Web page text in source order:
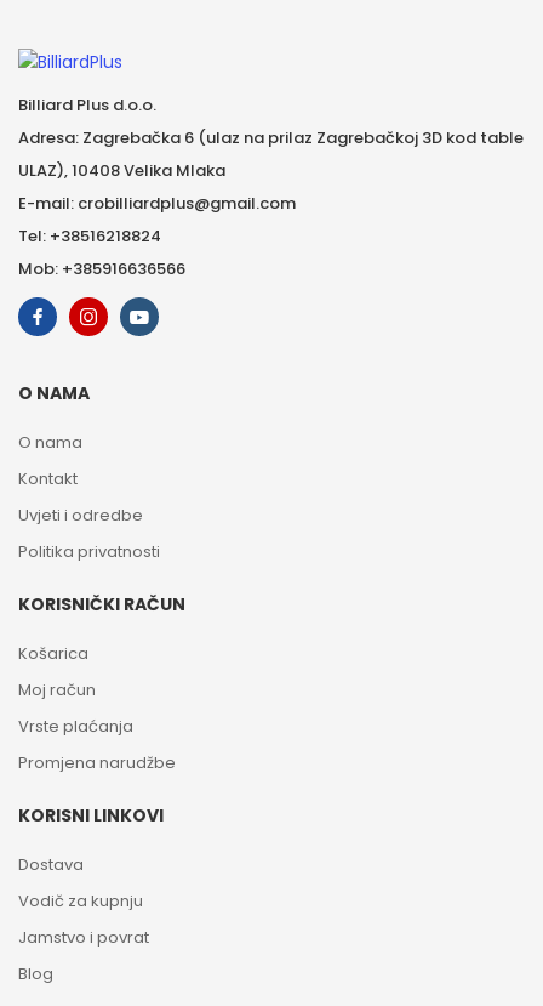
Billiard Plus d.o.o.
Adresa: Zagrebačka 6 (ulaz na prilaz Zagrebačkoj 3D kod table
ULAZ), 10408 Velika Mlaka
E-mail: crobilliardplus@gmail.com
Tel: +38516218824
Mob: +385916636566
O NAMA
O nama
Kontakt
Uvjeti i odredbe
Politika privatnosti
KORISNIČKI RAČUN
Košarica
Moj račun
Vrste plaćanja
Promjena narudžbe
KORISNI LINKOVI
Dostava
Vodič za kupnju
Jamstvo i povrat
Blog